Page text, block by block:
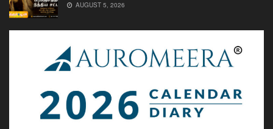
AUGUST 5, 2026